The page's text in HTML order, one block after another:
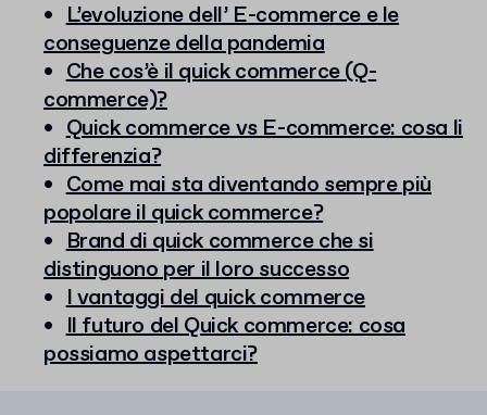
L’evoluzione dell’ E-commerce e le
conseguenze della pandemia
Che cos’è il quick commerce (Q-
commerce)?
Quick commerce vs E-commerce: cosa li
differenzia?
Come mai sta diventando sempre più
popolare il quick commerce?
Brand di quick commerce che si
distinguono per il loro successo
I vantaggi del quick commerce
Il futuro del Quick commerce: cosa
possiamo aspettarci?